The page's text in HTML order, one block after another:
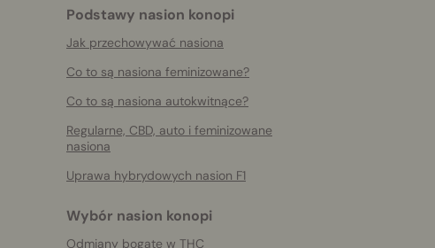
Podstawy nasion konopi
Jak przechowywać nasiona
Co to są nasiona feminizowane?
Co to są nasiona autokwitnące?
Regularne, CBD, auto i feminizowane
nasiona
Uprawa hybrydowych nasion F1
Wybór nasion konopi
Odmiany bogate w THC